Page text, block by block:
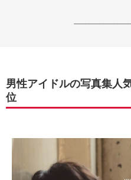
男性アイドルの写真集
位